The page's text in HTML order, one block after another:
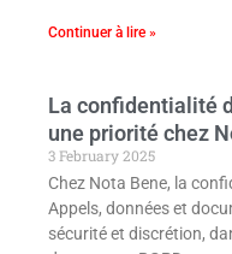
Continuer à lire »
La confidentialité
une priorité chez
3 February 2025
Chez Nota Bene, la
Appels, données et
sécurité et discrétion,